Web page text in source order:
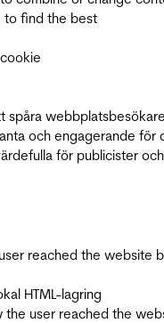
to find the best
spåra
och engagerande för
för publicister och
reached the website
HTML-lagring
the user reached the